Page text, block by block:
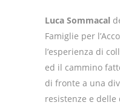
Luca Sommacal
Famiglie per
l’esperienza di
ed il cammino
di fronte a una
resistenze e